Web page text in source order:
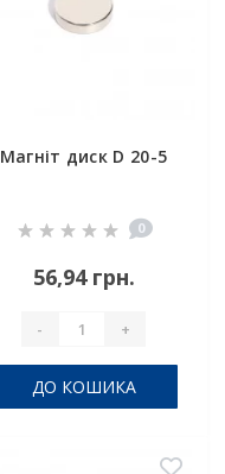
Магніт диск D 20-5
0
56,94 грн.
- +
ДО КОШИКА